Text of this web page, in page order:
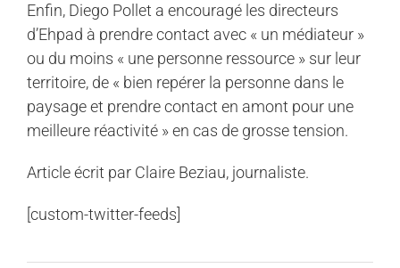
Enfin, Diego Pollet a encouragé les directeurs
d’Ehpad à prendre contact avec « un médiateur »
ou du moins « une personne ressource » sur leur
territoire, de « bien repérer la personne dans le
paysage et prendre contact en amont pour une
meilleure réactivité » en cas de grosse tension.
Article écrit par Claire Beziau, journaliste.
[custom-twitter-feeds]